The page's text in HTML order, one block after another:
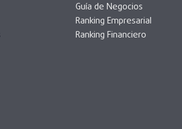
Guía de Negocios
Ranking Empresarial
Ranking Financiero